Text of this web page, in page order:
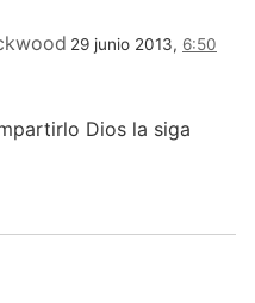
29 junio 2013, 6:50
Dios la siga